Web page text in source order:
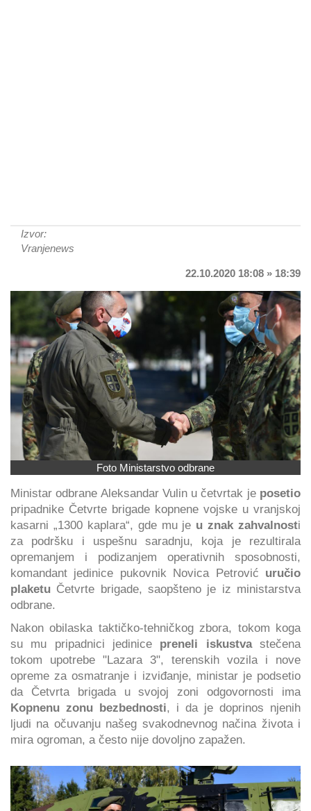
Izvor:
Vranjenews
22.10.2020 18:08 » 18:39
Foto Ministarstvo odbrane
Ministar odbrane Aleksandar Vulin u četvrtak jeposetio
pripadnike Četvrte brigade kopnene vojske u vranjskoj
kasarni „1300 kaplara“, gde mu je u znak zahvalnosti
za podršku i uspešnu saradnju, koja je rezultirala
opremanjem i podizanjem operativnih sposobnosti,
komandant jedinice pukovnik Novica Petrović uručio
plaketu Četvrte brigade, saopšteno je iz ministarstva
odbrane.
Nakon obilaska taktičko-tehničkog zbora, tokom koga
su mu pripadnici jedinice preneli iskustvastečena
tokom upotrebe "Lazara 3", terenskih vozila i nove
opreme za osmatranje i izviđanje, ministar je podsetio
da Četvrta brigada u svojoj zoni odgovornosti ima
Kopnenu zonu bezbednosti, i da je doprinos njenih
ljudi na očuvanju našeg svakodnevnog načina života i
mira ogroman, a često nije dovoljno zapažen.